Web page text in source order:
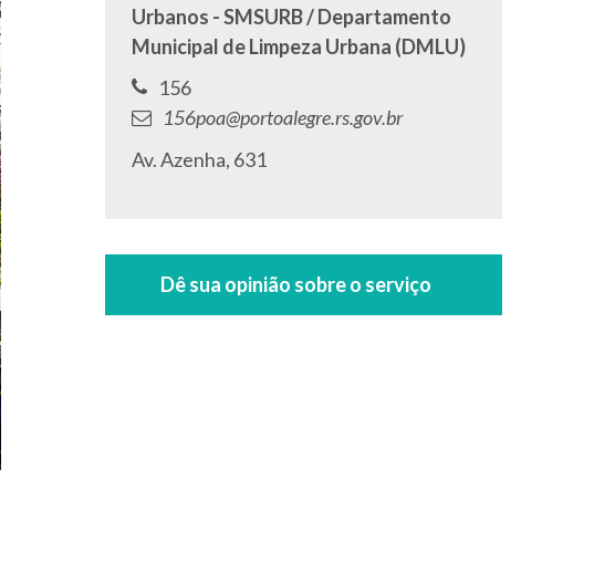
Urbanos - SMSURB / Departamento
Municipal de Limpeza Urbana (DMLU)
Telefone:
156
E-
156poa@portoalegre.rs.gov.br
Endereço:
Av. Azenha, 631